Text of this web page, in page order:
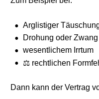
Arglistiger Täuschung
Drohung oder Zwang
wesentlichem Irrtum
⚖️ rechtlichen
Dann kann der Vertrag